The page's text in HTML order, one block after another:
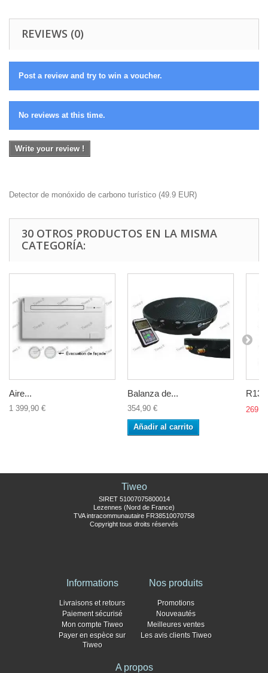
REVIEWS (0)
Post a review and try to win a voucher.
No reviews at this time.
Write your review !
Detector de monóxido de carbono turístico (49.9 EUR)
30 OTROS PRODUCTOS EN LA MISMA
CATEGORÍA:
Aire...
1 399,90 €
Balanza de...
354,90 €
Añadir al carrito
Tiweo
SIRET 51007075800014
Lezennes (Nord de France)
TVA intracommunautaire FR38510070758
Copyright tous droits réservés
Informations
Livraisons et retours
Paiement sécurisé
Mon compte Tiweo
Payer en espèce sur
Tiweo
Nos produits
Promotions
Nouveautés
Meilleures ventes
Les avis clients Tiweo
A propos